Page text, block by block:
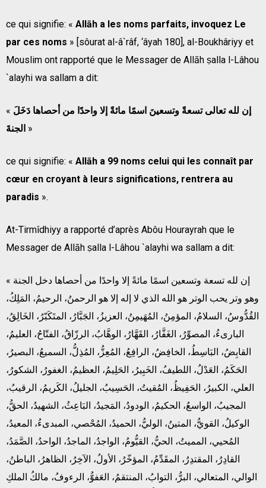
ce qui signifie: « Allāh a les noms parfaits, invoquez Le
par ces noms » [sôurat al-â`râf, ‘âyah 180], al-Boukhâriyy et
Mouslim ont rapporté que le Messager de Allāh ṣalla l-Lâhou
`alayhi wa sallam a dit:
« إن لله تعالى تسعةً وتسعينَ اسمًا مائةً إلا واحدًا من أحصاها دَخَلَ
الجنةَ »
ce qui signifie: « Allāh a 99 noms celui qui les connaît par
cœur en croyant à leurs significations, rentrera au
paradis ».
At-Tirmîdhiyy a rapporté d’après Abôu Hourayrah que le
Messager de Allāh ṣalla l-Lâhou `alayhi wa sallam a dit:
« إن لله تسعة وتسعين اسمًا مائةً إلا واحدًا من أحصاها دخل الجنة
وهو وتر يحب الوتر هو الله الذي لا إله إلا هو الرحمنُ، الرحيمُ، المَلِكُ،
القُدُّوسُ، السلامُ، المؤمِنُ، المُهَيمِنُ، العزيزُ، الجَبَّارُ، المتَكَبّرُ، الخَالِقُ،
البارىءُ، المصوِّرُ، الغَفَّارُ، القَهَّارُ، الوهَّابُ، الرزّاقُ، الفتّاحُ، العليمُ،
القابِضُ، البَاسِطُ، الخافِضُ، الرافِعُ، المُعِزُّ، المُذِلُّ، السميعُ، البصيرُ،
الحَكَمُ، العَدْلُ، اللطيفُ، الخَبِيرُ، الحَلِيمُ، العظيمُ، الغفورُ، الشكورُ،
العلي، الكبيرُ، الحَفِيظُ، المُقيتُ، الحَسِيبُ، الجليلُ، الكَريمُ، الرقيبُ،
المجيبُ، الواسعُ، الحكيمُ، الودودُ، المَجيدُ، البَاعِثُ، الشهيدُ، الحقُّ،
الوكيلُ، القويُّ، المتينُ، الوليُّ، الحميدُ، المُحْصي، المبدىءُ، المعيدُ،
المُحيي، المميتُ، الحيُّ، القيُّومُ، الواجدُ، الماجدُ، الواحدُ، الصَّمَدُ،
القادِرُ، المقتدِرُ، المقَدِّمُ، المؤخّرُ، الأولُ، الآخِرُ، الظاهرُ، الباطنُ،
الوالي، المتعالي، البرُّ، التوابُ، المنتقمُ، العَفوُّ، الرءوفُ، مالكُ الملكِ